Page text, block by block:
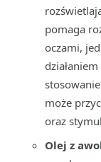
pomaga
oczami,
może
oraz
Olej z